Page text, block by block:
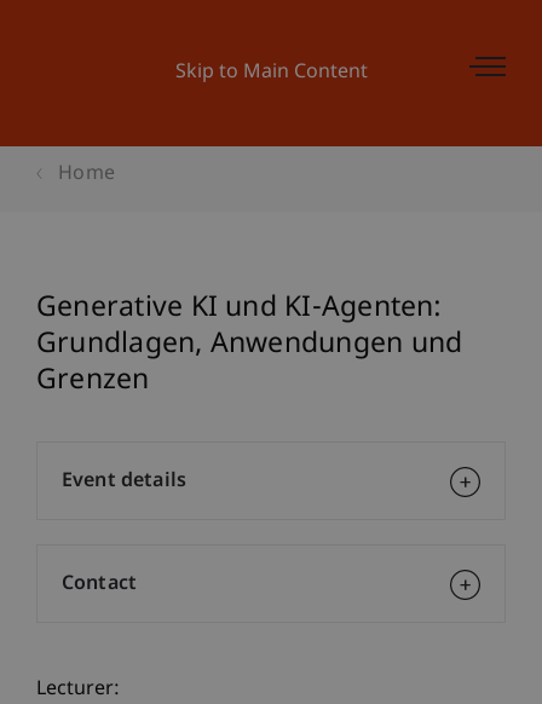
Skip to Main Content
Home
Generative KI und KI-Agenten:
Grundlagen, Anwendungen und
Grenzen
Lecturer:
Event details
Contact